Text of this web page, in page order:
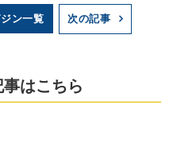
ン一覧 次の記事
はこちら